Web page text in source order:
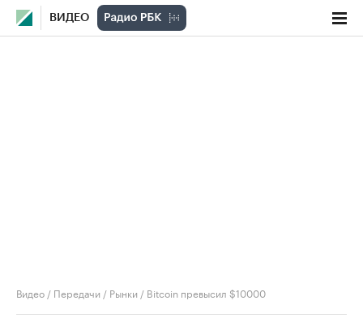
ВИДЕО
Видео / Передачи / Рынки / Bitcoin превысил $10000